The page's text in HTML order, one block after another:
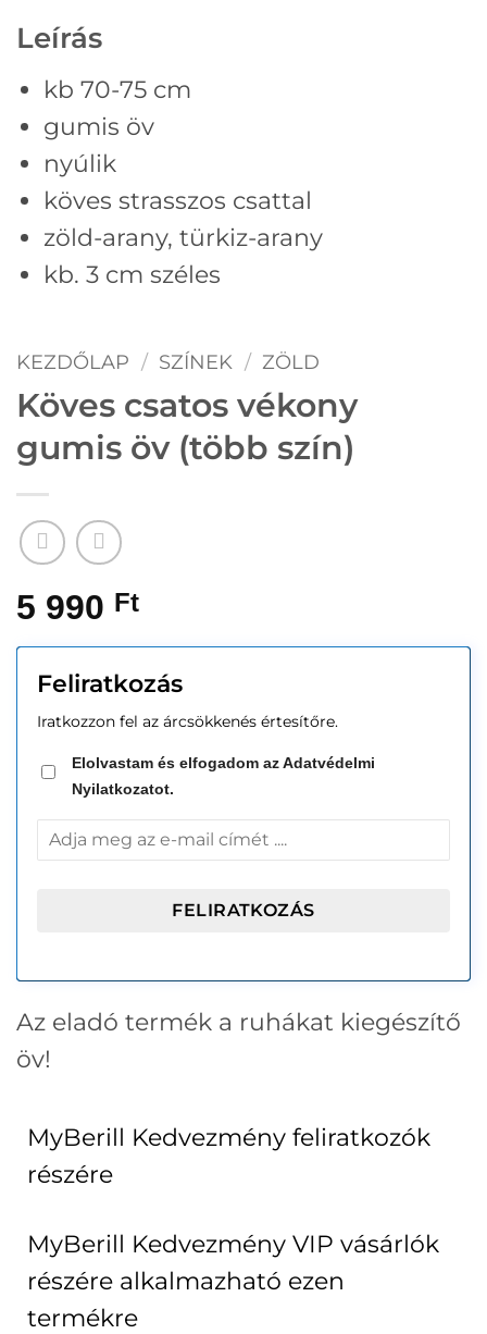
Leírás
kb 70-75 cm
gumis öv
nyúlik
köves strasszos csattal
zöld-arany, türkiz-arany
kb. 3 cm széles
KEZDŐLAP / SZÍNEK / ZÖLD
Köves csatos vékony
gumis öv (több szín)
5 990 Ft
Feliratkozás
Iratkozzon fel az árcsökkenés értesítőre.
Elolvastam és elfogadom az Adatvédelmi
Nyilatkozatot.
Az eladó termék a ruhákat kiegészítő
öv!
MyBerill Kedvezmény feliratkozók
részére
MyBerill Kedvezmény VIP vásárlók
részére alkalmazható ezen
termékre